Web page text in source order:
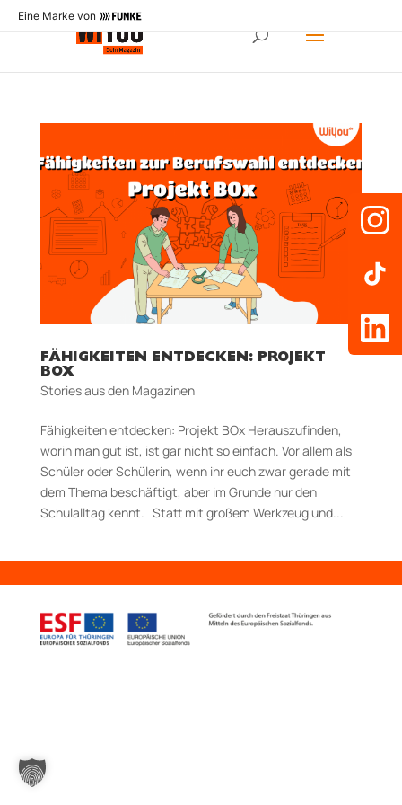
Eine Marke von
FÄHIGKEITEN ENTDECKEN: PROJEKT
BOX
Stories aus den Magazinen
Fähigkeiten entdecken: Projekt BOx Herauszufinden,
worin man gut ist, ist gar nicht so einfach. Vor allem als
Schüler oder Schülerin, wenn ihr euch zwar gerade mit
dem Thema beschäftigt, aber im Grunde nur den
Schulalltag kennt. Statt mit großem Werkzeug und...